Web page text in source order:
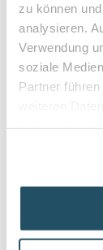
zu können
analysieren.
Verwendung
soziale
Partner
Häufige
Pediküre
Die
schneiden,
behandelt
Druckstellen